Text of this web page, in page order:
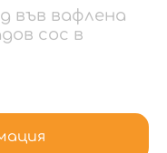
във вафлена
сос в